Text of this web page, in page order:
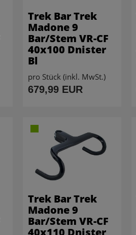
Trek Bar Trek
Madone 9
Bar/Stem VR-CF
40x100 Dnister
Bl
pro Stück (inkl. MwSt.)
679,99 EUR
Trek Bar Trek
Madone 9
Bar/Stem VR-CF